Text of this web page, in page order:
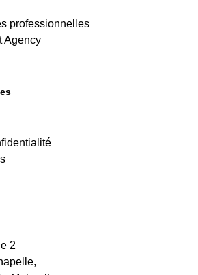
professionnelles
Agency
2